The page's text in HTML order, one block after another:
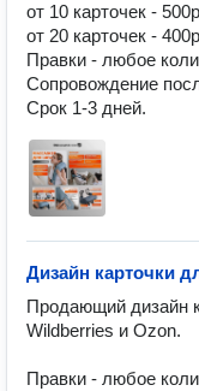
от 10 карточек -
от 20 карточек -
Правки - любое
Сопровождение
Срок 1-3 дней.
Дизайн карточки
Продающий дизайн
Wildberries и Ozon.
Правки - любое